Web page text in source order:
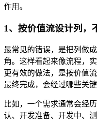
作用。
1、按价值流设计列，
最常见的错误，是把列做
角。这样看起来像流程，
更有效的做法，是按价值
最终完成，会经过哪些关键
比如，一个需求通常会经
认、开发准备、开发中、